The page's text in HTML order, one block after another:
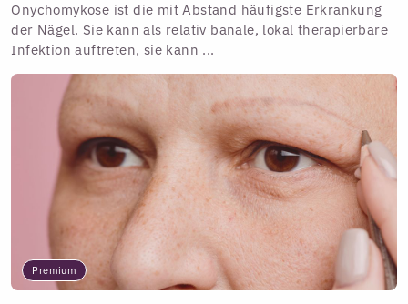
Onychomykose ist die mit Abstand häufigste Erkrankung
der Nägel. Sie kann als relativ banale, lokal therapierbare
Infektion auftreten, sie kann ...
Premium